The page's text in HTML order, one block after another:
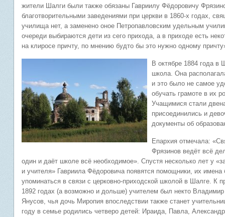
жители Шалги были также обязаны Гавриилу Фёдоровичу
благотворительными заведениями при церкви в 1860-х годах,
училища нет, а заменено оное Петропавловским удельным
очереди выбираются дети из сего прихода, а в приходе есть
на клиросе причту, по мнению будто бы это нужно одному
В октябре 1884 года в
школа. Она
и это было не самое
обучать грамоте в их
Учащимися стали
присоединились и
документы об
Епархия отмечала:
Фрязинов ведёт всё
один и даёт школе всё необходимое». Спустя несколько лет у
и учителя» Гавриила Фёдоровича появятся помощники, их имена
упоминаться в связи с церковно-приходской школой в Шалге. К
1892 годах (а возможно и дольше) учителем был некто
Янусов, чья дочь Миропия впоследствии также станет
году в семье родились четверо детей: Ираида, Павла,